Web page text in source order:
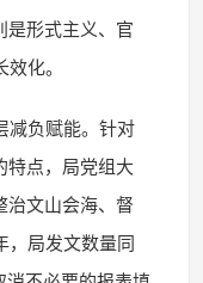
是形式主义、官
化。
减负赋能。针对
特点，局党组大
治文山会海、督
，局发文数量同